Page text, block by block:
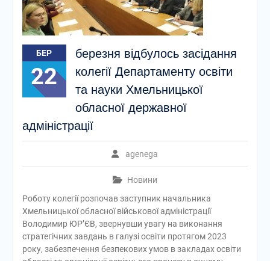
БЕР
22
березня відбулось засідання
колегії Департаменту освіти
та науки Хмельницької
обласної державної
адміністрації
agenega
Новини
Роботу колегії розпочав заступник начальника
Хмельницької обласної військової адміністрації
Володимир ЮР’ЄВ, звернувши увагу на виконання
стратегічних завдань в галузі освіти протягом 2023
року, забезпечення безпекових умов в закладах освіти